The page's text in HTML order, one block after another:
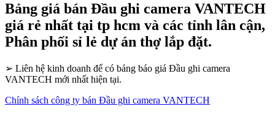
Bảng giá bán Đầu ghi camera VANTECH
giá rẻ nhất tại tp hcm và các tỉnh lân cận,
Phân phối sỉ lẻ dự án thợ lắp đặt.
➢ Liên hệ kinh doanh để có bảng báo giá Đầu ghi camera
VANTECH mới nhất hiện tại.
Chính sách công ty bán Đầu ghi camera VANTECH